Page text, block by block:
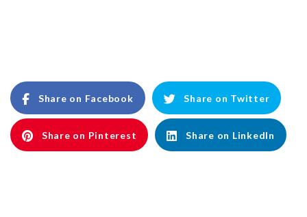
Share on Facebook Share on Twitter
Share on Pinterest Share on LinkedIn